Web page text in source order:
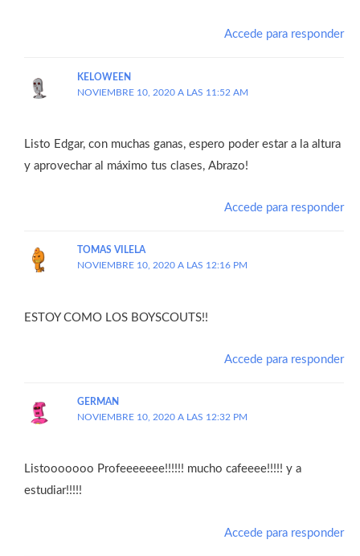
Accede para responder
KELOWEEN
NOVIEMBRE 10, 2020 A LAS 11:52 AM
Listo Edgar, con muchas ganas, espero poder estar a la altura
y aprovechar al máximo tus clases, Abrazo!
Accede para responder
TOMAS VILELA
NOVIEMBRE 10, 2020 A LAS 12:16 PM
ESTOY COMO LOS BOYSCOUTS!!
Accede para responder
GERMAN
NOVIEMBRE 10, 2020 A LAS 12:32 PM
Listooooooo Profeeeeeee!!!!!! mucho cafeeee!!!!! y a
estudiar!!!!!
Accede para responder